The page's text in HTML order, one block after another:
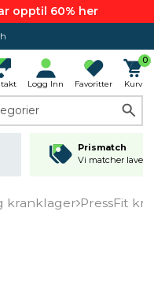
opptil 60% her
Logg Inn Favoritter
0
Kurv
Prismatch
Vi matcher
kranklager PressFit